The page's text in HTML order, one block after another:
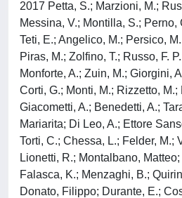
2017 Petta, S.; Marzioni, M.;
Messina, V.; Montilla, S.;
Teti, E.; Angelico, M.; Persico,
Piras, M.; Zolfino, T.; Russo, F.
Monforte, A.; Zuin, M.; Giorgini,
Corti, G.; Monti, M.; Rizzetto,
Giacometti, A.; Benedetti, A.;
Mariarita; Di Leo, A.; Ettore
Torti, C.; Chessa, L.; Felder,
Lionetti, R.; Montalbano,
Falasca, K.; Menzaghi, B.;
Donato, Filippo; Durante, E.;